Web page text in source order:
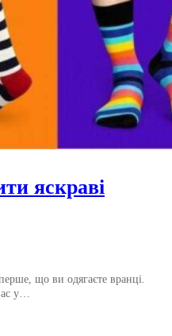
яскраві
що ви одягаєте вранці.
у…